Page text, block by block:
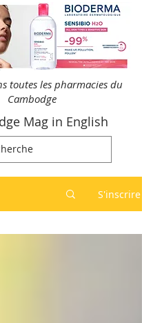
toutes les pharmacies du
Cambodge
Mag in English
S'inscrire